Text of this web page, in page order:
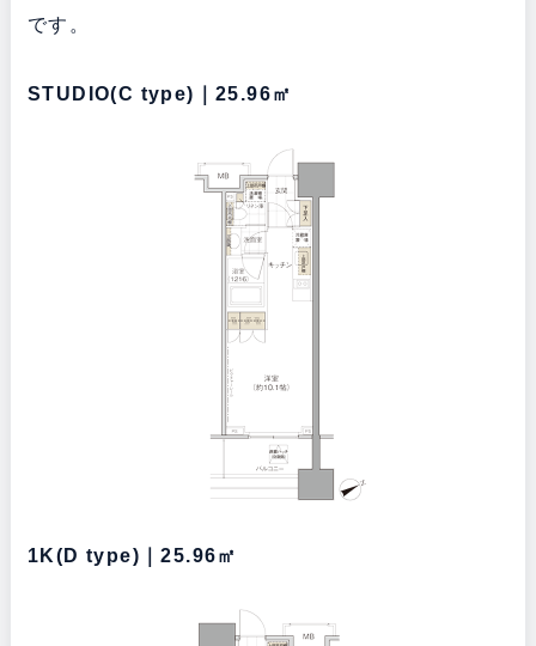
です。
STUDIO(C type)｜25.96㎡
1K(D type)｜25.96㎡